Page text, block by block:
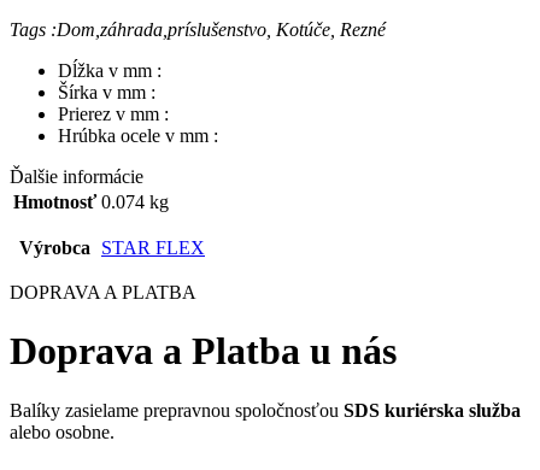
Tags :Dom,záhrada,príslušenstvo, Kotúče, Rezné
Dĺžka v mm :
Šírka v mm :
Prierez v mm :
Hrúbka ocele v mm :
Ďalšie informácie
Hmotnosť 0.074 kg
Výrobca STAR FLEX
DOPRAVA A PLATBA
Doprava a Platba u nás
Balíky zasielame prepravnou spoločnosťou SDS kuriérska služba
alebo osobne.